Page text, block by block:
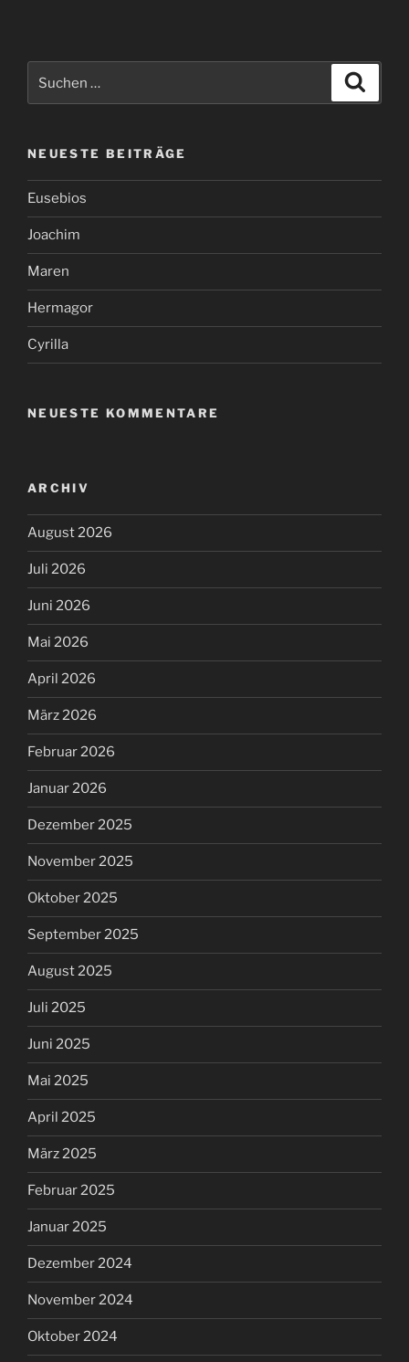
NEUESTE BEITRÄGE
Eusebios
Joachim
Maren
Hermagor
Cyrilla
NEUESTE KOMMENTARE
ARCHIV
August 2026
Juli 2026
Juni 2026
Mai 2026
April 2026
März 2026
Februar 2026
Januar 2026
Dezember 2025
November 2025
Oktober 2025
September 2025
August 2025
Juli 2025
Juni 2025
Mai 2025
April 2025
März 2025
Februar 2025
Januar 2025
Dezember 2024
November 2024
Oktober 2024